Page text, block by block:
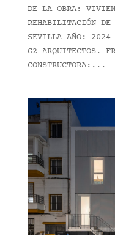
DE LA OBRA:
REHABILITACIÓN
SEVILLA AÑO: 2024
G2 ARQUITECTOS.
CONSTRUCTORA:...